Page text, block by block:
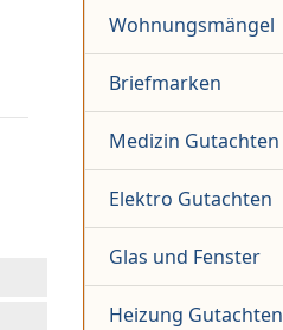
Wohnungsmängel
Briefmarken
Medizin Gutachten
Elektro Gutachten
Glas und Fenster
Heizung Gutachten